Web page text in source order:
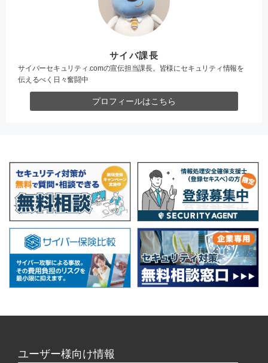
サイバ課長
サイバーセキュリティ.comの宣伝担当課長。皆様にセキュリティ情報を
伝えるべく日々奮闘中
プロフィールはこちら
ユーザー様向け情報